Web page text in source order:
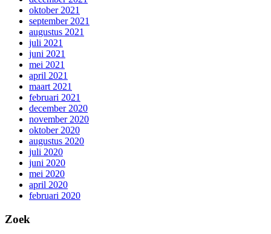
oktober 2021
september 2021
augustus 2021
juli 2021
juni 2021
mei 2021
april 2021
maart 2021
februari 2021
december 2020
november 2020
oktober 2020
augustus 2020
juli 2020
juni 2020
mei 2020
april 2020
februari 2020
Zoek